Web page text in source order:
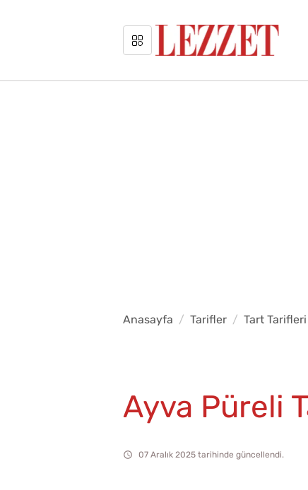
Anasayfa Tarifler Tart Tarifleri
Ayva Püreli
07 Aralık 2025 tarihinde güncellendi.